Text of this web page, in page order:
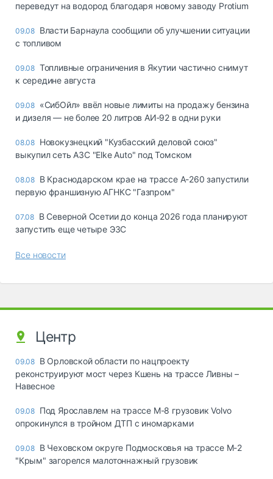
переведут на водород благодаря новому заводу Protium
09.08 Власти Барнаула сообщили об улучшении ситуации
с топливом
09.08 Топливные ограничения в Якутии частично снимут
к середине августа
09.08 «СибОйл» ввёл новые лимиты на продажу бензина
и дизеля — не более 20 литров АИ‑92 в одни руки
08.08 Новокузнецкий "Кузбасский деловой союз"
выкупил сеть АЗС "Elke Auto" под Томском
08.08 В Краснодарском крае на трассе А-260 запустили
первую франшизную АГНКС "Газпром"
07.08 В Северной Осетии до конца 2026 года планируют
запустить еще четыре ЭЗС
Все новости
Центр
09.08 В Орловской области по нацпроекту
реконструируют мост через Кшень на трассе Ливны –
Навесное
09.08 Под Ярославлем на трассе М-8 грузовик Volvo
опрокинулся в тройном ДТП с иномарками
09.08 В Чеховском округе Подмосковья на трассе М-2
"Крым" загорелся малотоннажный грузовик